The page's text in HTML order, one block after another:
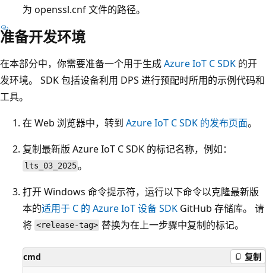
为 openssl.cnf 文件的路径。
准备开发环境
在本部分中，你需要准备一个用于生成Azure IoT C SDK 的开
发环境。 SDK 包括设备利用 DPS 进行预配时所用的示例代码和
工具。
在 Web 浏览器中，转到 Azure IoT C SDK 的发布页面。
复制最新版 Azure IoT C SDK 的标记名称，例如：
lts_03_2025。
打开 Windows 命令提示符，运行以下命令以克隆最新版
本的适用于 C 的 Azure IoT 设备 SDK GitHub 存储库。 请
将 <release-tag> 替换为在上一步骤中复制的标记。
cmd 复制